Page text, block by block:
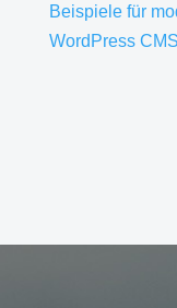
Beispiele für
WordPress CMS